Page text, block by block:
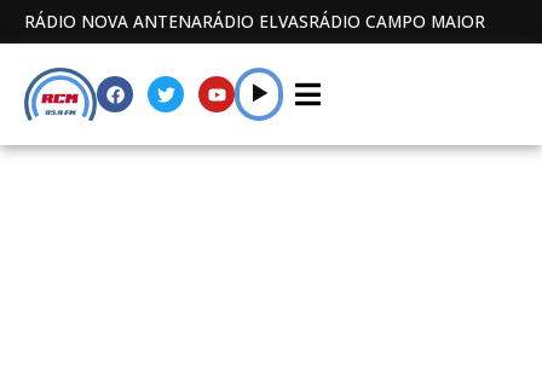
RÁDIO NOVA ANTENARÁDIO ELVASRÁDIO CAMPO MAIOR